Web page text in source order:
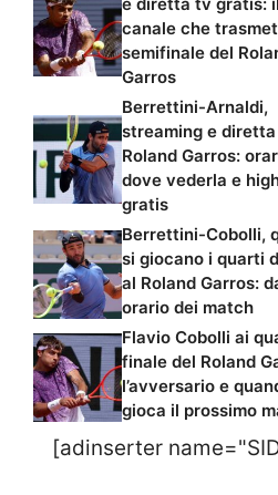
canale che
semifinale del
Garros
Berrettini-Arnaldi,
streaming e
Roland Garros:
dove vederla e
gratis
Berrettini-Cobolli,
si giocano i quarti
al Roland Garros:
orario dei match
Flavio Cobolli ai
finale del Roland
l’avversario e
gioca il prossimo
[adinserter